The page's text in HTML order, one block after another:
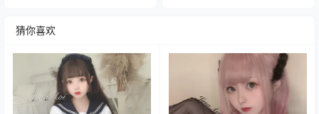
猜你喜欢